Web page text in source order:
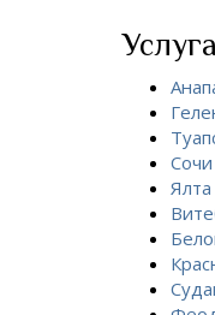
Сочи
Ялта